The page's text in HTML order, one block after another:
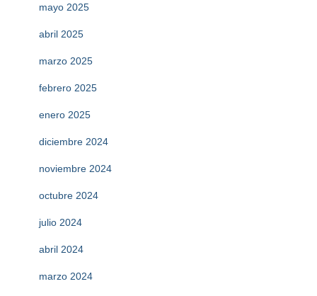
mayo 2025
abril 2025
marzo 2025
febrero 2025
enero 2025
diciembre 2024
noviembre 2024
octubre 2024
julio 2024
abril 2024
marzo 2024